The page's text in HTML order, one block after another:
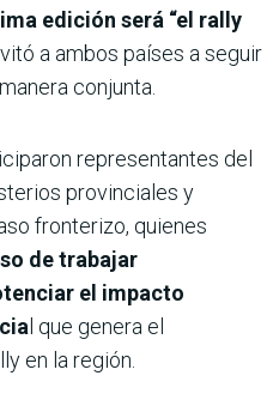
edición será “el rally
a ambos países a seguir
conjunta.
representantes del
provinciales y
fronterizo, quienes
de trabajar
el impacto
l que genera el
en la región.